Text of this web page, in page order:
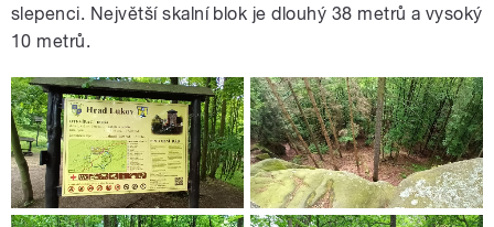
slepenci. Největší skalní blok je dlouhý 38 metrů a vysoký
10 metrů.